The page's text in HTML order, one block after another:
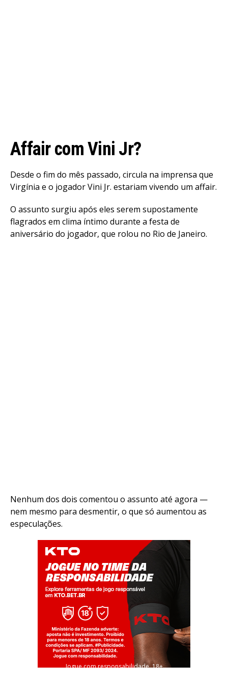
Affair com Vini Jr?
Desde o fim do mês passado, circula na imprensa que
Virgínia e o jogador Vini Jr. estariam vivendo um affair.
O assunto surgiu após eles serem supostamente
flagrados em clima íntimo durante a festa de
aniversário do jogador, que rolou no Rio de Janeiro.
Nenhum dos dois comentou o assunto até agora —
nem mesmo para desmentir, o que só aumentou as
especulações.
Jogue com responsabilidade. 18+